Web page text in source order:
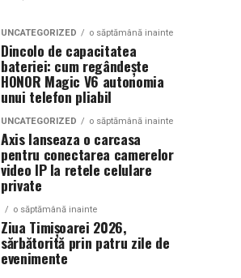
UNCATEGORIZED o săptămână inainte
Dincolo de capacitatea
bateriei: cum regândește
HONOR Magic V6 autonomia
unui telefon pliabil
UNCATEGORIZED o săptămână inainte
Axis lanseaza o carcasa
pentru conectarea camerelor
video IP la retele celulare
private
o săptămână inainte
Ziua Timișoarei 2026,
sărbătorită prin patru zile de
evenimente